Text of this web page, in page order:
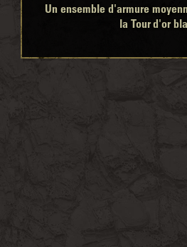
Un ensemble d'armure
la Tour d'or